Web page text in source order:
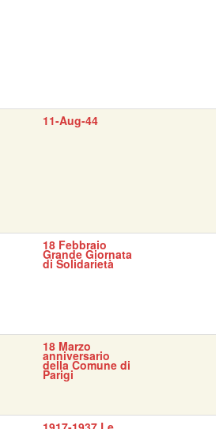
11-Aug-44
18 Febbraio
Grande Giornata
di Solidarietà
18 Marzo
anniversario
della Comune di
Parigi